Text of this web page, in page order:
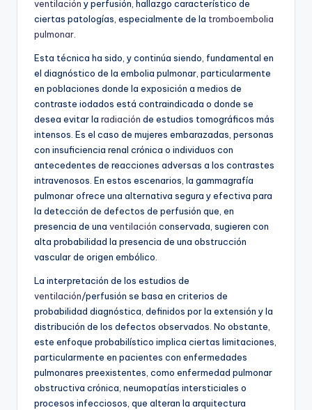
ventilación y perfusión, hallazgo característico de
ciertas patologías, especialmente de la tromboembolia
pulmonar.
Esta técnica ha sido, y continúa siendo, fundamental en
el diagnóstico de la embolia pulmonar, particularmente
en poblaciones donde la exposición a medios de
contraste iodados está contraindicada o donde se
desea evitar la radiación de estudios tomográficos más
intensos. Es el caso de mujeres embarazadas, personas
con insuficiencia renal crónica o individuos con
antecedentes de reacciones adversas a los contrastes
intravenosos. En estos escenarios, la gammagrafía
pulmonar ofrece una alternativa segura y efectiva para
la detección de defectos de perfusión que, en
presencia de una ventilación conservada, sugieren con
alta probabilidad la presencia de una obstrucción
vascular de origen embólico.
La interpretación de los estudios de
ventilación/perfusión se basa en criterios de
probabilidad diagnóstica, definidos por la extensión y la
distribución de los defectos observados. No obstante,
este enfoque probabilístico implica ciertas limitaciones,
particularmente en pacientes con enfermedades
pulmonares preexistentes, como enfermedad pulmonar
obstructiva crónica, neumopatías intersticiales o
procesos infecciosos, que alteran la arquitectura